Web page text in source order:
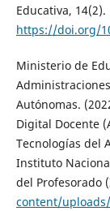
Educativa, 14(2).
https://doi.org/
Ministerio de
Autónomas.
Digital Docente
Tecnologías del
Instituto
del Profesorado
content/uploads/